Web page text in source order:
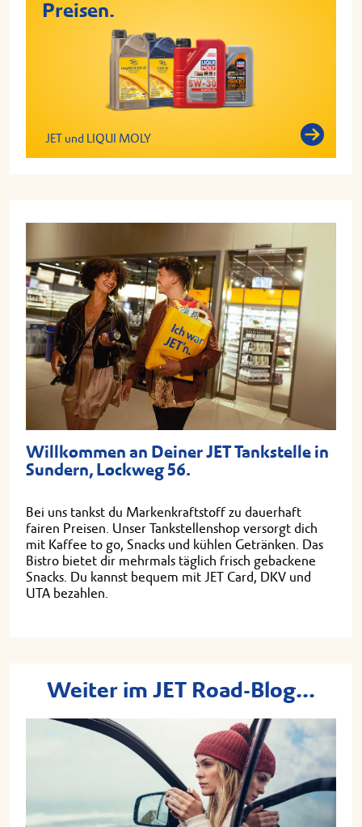
Preisen.
JET und LIQUI MOLY
Willkommen an Deiner JET Tankstelle in
Sundern, Lockweg 56.
Bei uns tankst du Markenkraftstoff zu dauerhaft
fairen Preisen. Unser Tankstellenshop versorgt dich
mit Kaffee to go, Snacks und kühlen Getränken. Das
Bistro bietet dir mehrmals täglich frisch gebackene
Snacks. Du kannst bequem mit JET Card, DKV und
UTA bezahlen.
Weiter im JET Road-Blog...